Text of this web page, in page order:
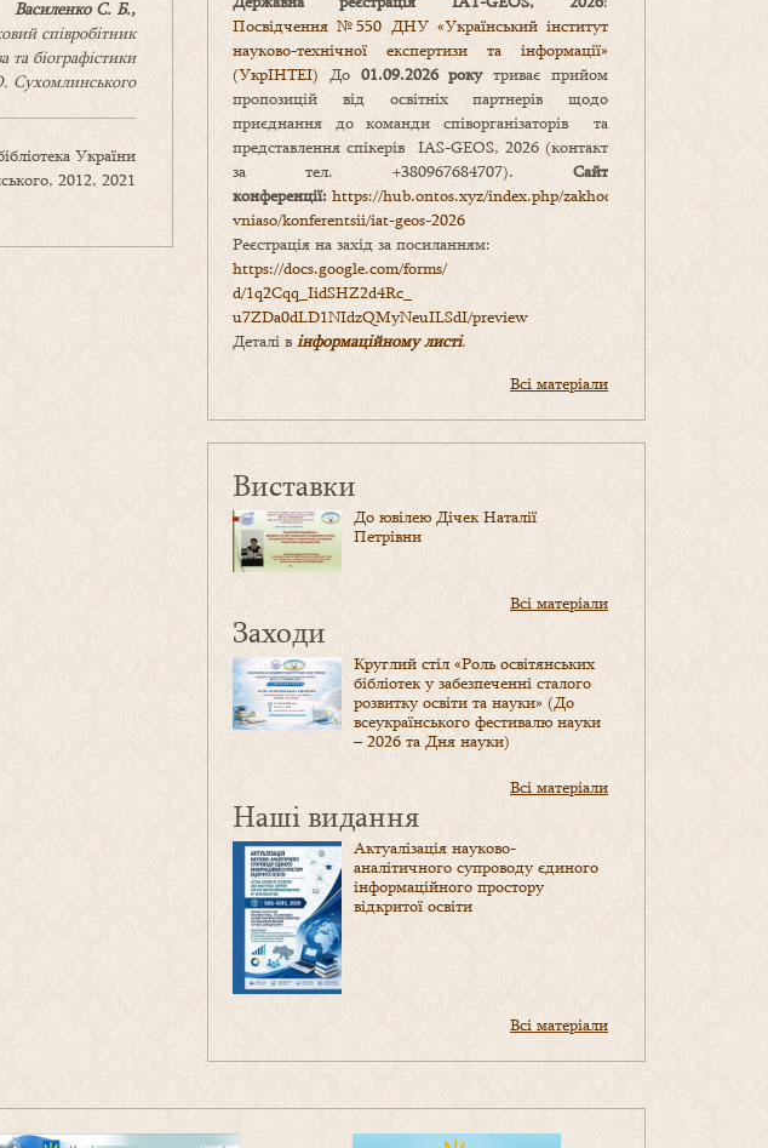
Василенко С. Б.,
співробітник
та біографістики
України
2012, 2021
Посвідчення №550 ДНУ «Український інститут
науково-технічної експертизи та інформації»
(УкрІНТЕІ) До 01.09.2026 рокутриває прийом
пропозицій від освітніх партнерів щодо
приєднання до команди співорганізаторів та
представлення спікерів IAS-GEOS, 2026 (контакт
за тел. +380967684707). Сайт
конференції: https://hub.ontos.xyz/index.php/zakhody-
vniaso/konferentsii/iat-geos-2026
Реєстрація на захід за посиланням:
https://docs.google.com/forms/
d/1q2Cqq_IidSHZ2d4Rc_
u7ZDa0dLD1NIdzQMyNeuILSdI/preview
Деталі в інформаційному листі.
Всі матеріали
Виставки
До ювілею Дічек Наталії
Петрівни
Всі матеріали
Заходи
Круглий стіл «Роль освітянських
бібліотек у забезпеченні сталого
розвитку освіти та науки» (До
всеукраїнського фестивалю науки
– 2026 та Дня науки)
Всі матеріали
Наші видання
Актуалізація науково-
аналітичного супроводу єдиного
інформаційного простору
відкритої освіти
Всі матеріали